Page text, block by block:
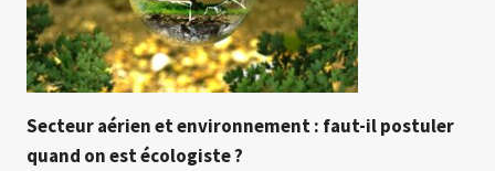
Secteur aérien et environnement : faut-il postuler
quand on est écologiste ?